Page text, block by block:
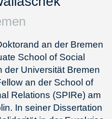
an der Bremen
School of Social
der Universität Bremen
an der School of
Relations (SPIRe) am
In seiner Dissertation